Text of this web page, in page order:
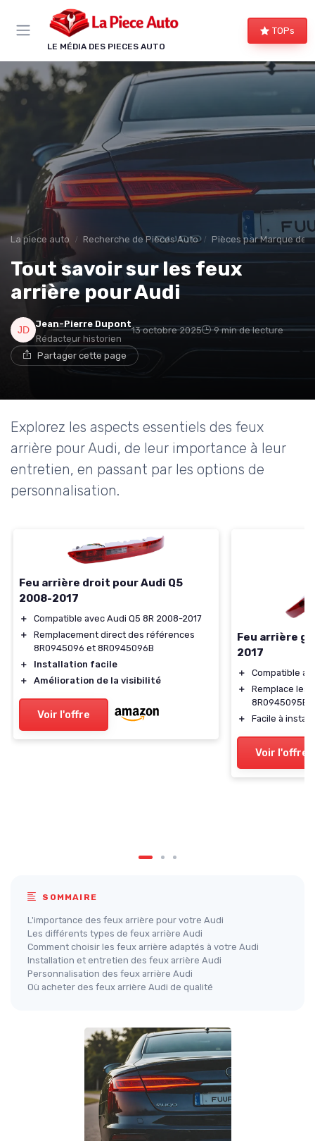
LE MÉDIA DES PIECES AUTO
TOPs
La piece auto Recherche de Pièces Auto Pièces par Marque de
Tout savoir sur les feux
arrière pour Audi
Jean-Pierre Dupont
Rédacteur historien
13 octobre 2025 9 min de lecture
Partager cette page
Explorez les aspects essentiels des feux
arrière pour Audi, de leur importance à leur
entretien, en passant par les options de
personnalisation.
Feu arrière droit pour Audi Q5
2008-2017
＋
Compatible avec Audi Q5 8R 2008-2017
＋
Remplacement direct des références
8R0945096 et 8R0945096B
＋
Installation facile
＋
Amélioration de la visibilité
Voir l'offre
Feu arrière
2017
＋
Compatible
＋
Remplace les
8R0945095B
＋
Facile à
Voir l'offre
SOMMAIRE
L'importance des feux arrière pour votre Audi
Les différents types de feux arrière Audi
Comment choisir les feux arrière adaptés à votre Audi
Installation et entretien des feux arrière Audi
Personnalisation des feux arrière Audi
Où acheter des feux arrière Audi de qualité
Panneau de gestion des cookies